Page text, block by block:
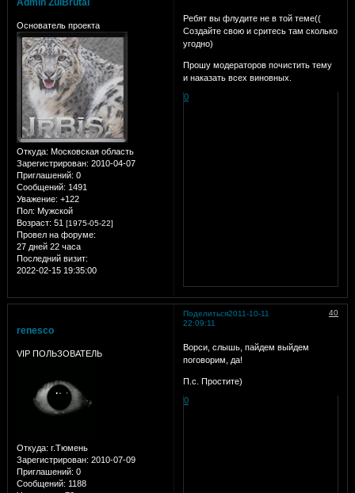
Основатель проекта
Откуда: Московская область
Зарегистрирован: 2010-04-07
Приглашений: 0
Сообщений: 1491
Уважение: +122
Пол: Мужской
Возраст: 51 [1975-05-22]
Провел на форуме:
27 дней 22 часа
Последний визит:
2022-02-15 19:35:00
Ребят вы флудите не в той теме((
Создайте свою и сритесь там сколько
угодно)
Прошу модераторов почистить тему
и наказать всех виновных.
0
Поделиться 40
2011-10-11
22:09:11
renesco
VIP ПОЛЬЗОВАТЕЛЬ
Откуда: г.Тюмень
Зарегистрирован: 2010-07-09
Приглашений: 0
Сообщений: 1188
Ворси, слышь, пайдем выйдем
поговорим, да!
П.с. Простите)
0